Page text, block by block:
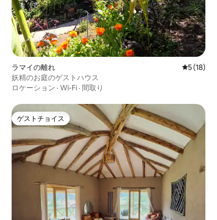
ラマイの離れ レビュー
5 (18)
妖精のお庭のゲストハウス
ロケーション · Wi-Fi · 間取り
ゲストチョイス
ゲストチョイス